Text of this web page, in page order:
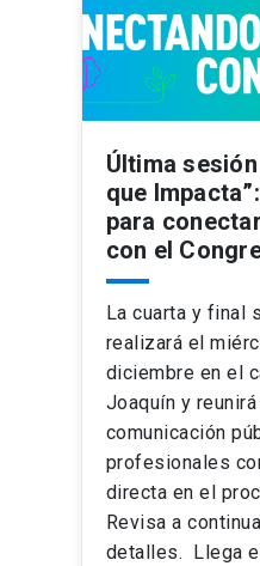
Última
que
para
con el
La cuarta y final
realizará el
diciembre en el
Joaquín y
comunicación
profesionales
directa en el
Revisa a
detalles. Llega